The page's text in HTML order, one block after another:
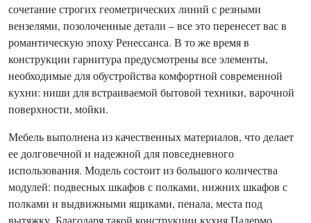
сочетание строгих геометрических линий с резными
вензелями, позолоченные детали – все это перенесет вас в
романтическую эпоху Ренессанса. В то же время в
конструкции гарнитура предусмотрены все элементы,
необходимые для обустройства комфортной современной
кухни: ниши для встраиваемой бытовой техники, варочной
поверхности, мойки.
Мебель выполнена из качественных материалов, что делает
ее долговечной и надежной для повседневного
использования. Модель состоит из большого количества
модулей: подвесных шкафов с полками, нижних шкафов с
полками и выдвижными ящиками, пенала, места под
вытяжку. Благодаря такой конструкции кухня Палермо